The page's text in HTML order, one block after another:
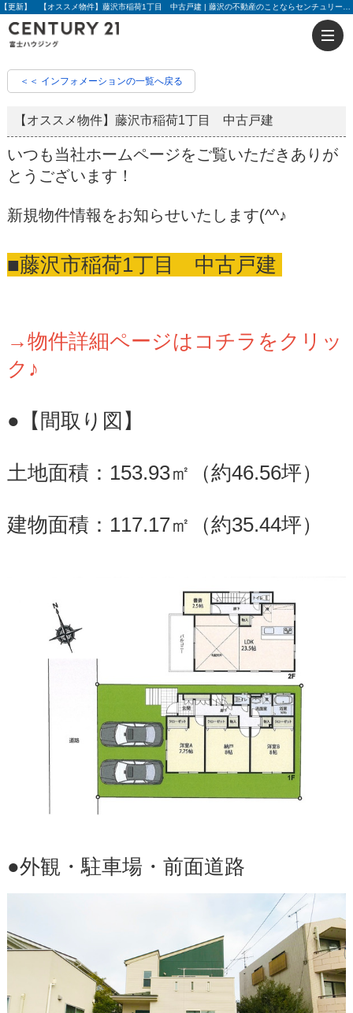
＜＜ インフォメーションの一覧へ戻る
【オススメ物件】藤沢市稲荷1丁目 中古戸建
いつも当社ホームページをご覧いただきありが
とうございます！
新規物件情報をお知らせいたします(^^♪
■藤沢市稲荷1丁目 中古戸建
→物件詳細ページはコチラをクリッ
ク♪
●【間取り図】
土地面積：153.93㎡（約46.56坪）
建物面積：117.17㎡（約35.44坪）
●外観・駐車場・前面道路